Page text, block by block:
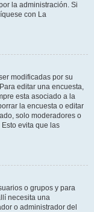
la administración. Si
con La
modificadas por su
editar una encuesta,
esta asociado a la
la encuesta o editar
solo moderadores o
evita que las
o grupos y para
necesita una
o administrador del